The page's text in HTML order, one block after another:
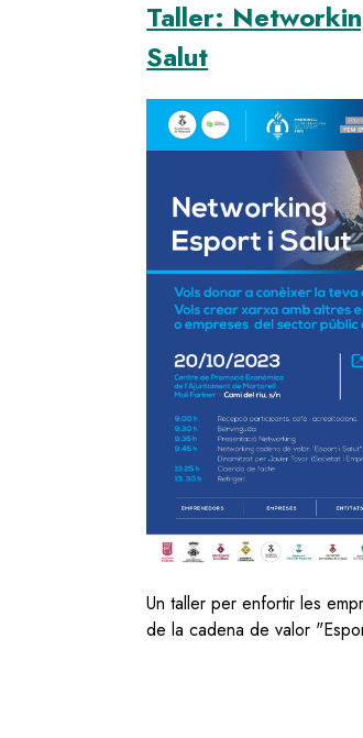
Taller:
Salut
Image
Un taller per enfortir les
de la cadena de valor